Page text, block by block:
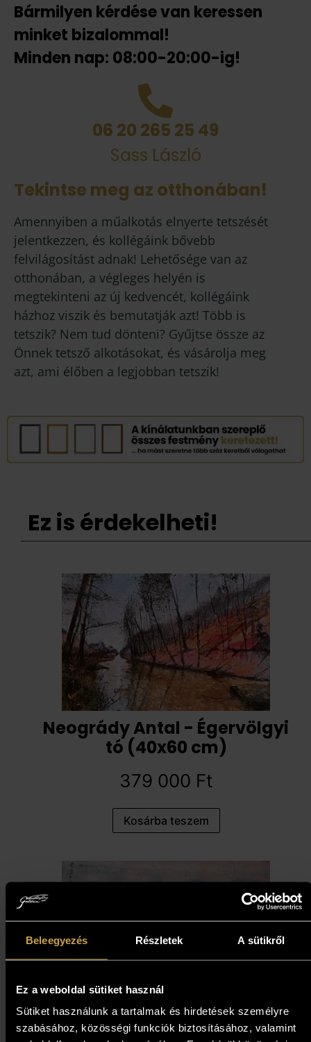
Beleegyezés Részletek A sütikről
Ez a weboldal sütiket használ
Sütiket használunk a tartalmak és hirdetések személyre
szabásához, közösségi funkciók biztosításához, valamint
Bármilyen kérdése van keressen
minket bizalommal!
Minden nap: 08:00-20:00-ig!
06 20 265 25 49
Sass László
Tekintse meg az otthonában!
Amennyiben a műalkotás elnyerte tetszését
jelentkezzen, és kollégáink bővebb
felvilágosítást adnak! Lehetősége van az
otthonában, a végleges helyén is
megtekinteni az új kedvencét, kollégáink
házhoz viszik és bemutatják azt! Több is
tetszik? Nem tud dönteni? Gyűjtse össze az
Önnek tetsző alkotásokat, és vásárolja meg
azt, ami élőben a legjobban tetszik!
Ez is érdekelheti!
Neogrády Antal - Égervölgyi
tó (40x60 cm)
379 000 Ft
Kosárba teszem